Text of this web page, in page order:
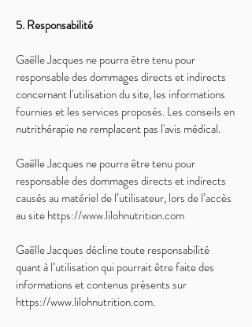
5. Responsabilité
Gaëlle Jacques ne pourra être tenu pour
responsable des dommages directs et indirects
concernant l'utilisation du site, les informations
fournies et les services proposés. Les conseils en
nutrithérapie ne remplacent pas l'avis médical.
Gaëlle Jacques ne pourra être tenu pour
responsable des dommages directs et indirects
causés au matériel de l’utilisateur, lors de l’accès
au sitehttps://www.lilohnutrition.com
Gaëlle Jacques décline toute responsabilité
quant à l’utilisation qui pourrait être faite des
informations et contenus présents sur
https://www.lilohnutrition.com.